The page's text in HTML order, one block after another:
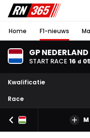
Home F1-nieuws
GP NEDERLAND
START RACE 16 d
Kwalificatie
Race